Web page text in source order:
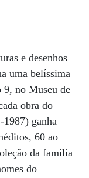
e desenhos
uma belíssima
9, no Museu de
obra do
ganha
60 ao
da família
do